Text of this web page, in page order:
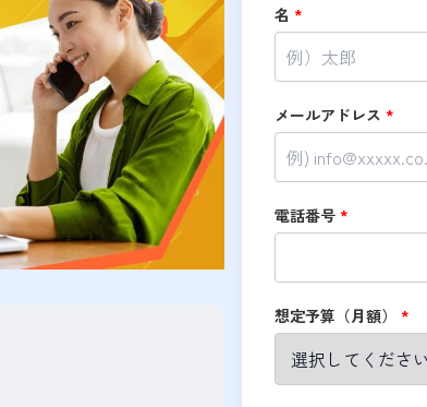
名 *
メールアドレス *
電話番号 *
想定予算（月額） *